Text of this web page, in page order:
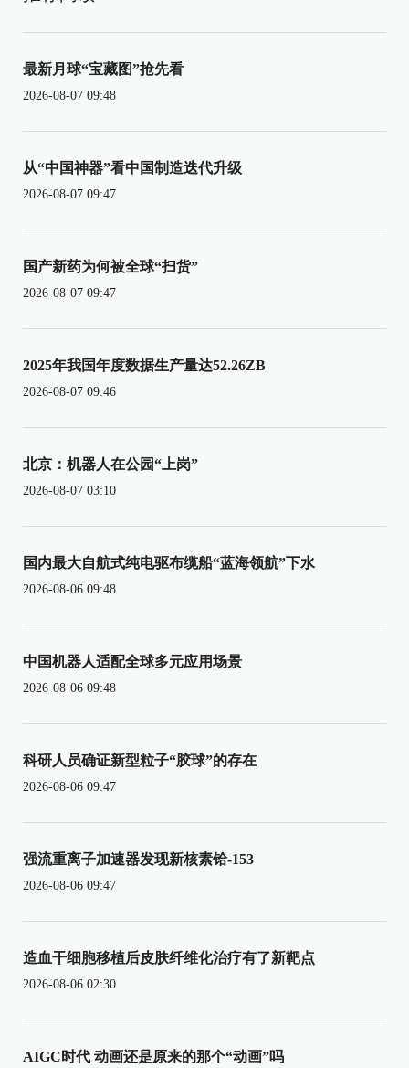
最新月球“宝藏图”抢先看
2026-08-07 09:48
从“中国神器”看中国制造迭代升级
2026-08-07 09:47
国产新药为何被全球“扫货”
2026-08-07 09:47
2025年我国年度数据生产量达52.26ZB
2026-08-07 09:46
北京：机器人在公园“上岗”
2026-08-07 03:10
国内最大自航式纯电驱布缆船“蓝海领航”下水
2026-08-06 09:48
中国机器人适配全球多元应用场景
2026-08-06 09:48
科研人员确证新型粒子“胶球”的存在
2026-08-06 09:47
强流重离子加速器发现新核素铪-153
2026-08-06 09:47
造血干细胞移植后皮肤纤维化治疗有了新靶点
2026-08-06 02:30
AIGC时代 动画还是原来的那个“动画”吗